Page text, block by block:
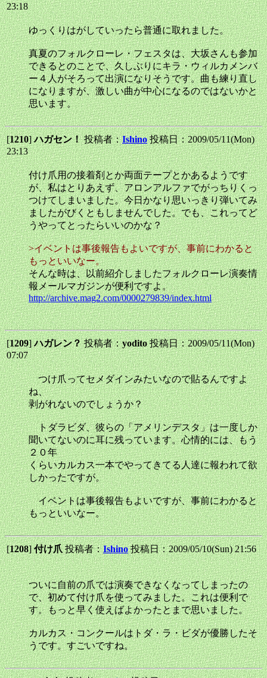
23:18
ゆっくりはがしていったら普通に取れました。
真夏のフォルクローレ・フェスタは、大坂さんも参加
できるとのことで、久しぶりにキラ・ウィルカメンバ
ー４人がそろって出演になりそうです。曲も練り直し
になりますが、激しい曲が中心になるのではないかと
思います。
[1210]ハガセン！投稿者：Ishino 投稿日：2009/05/11(Mon)
23:13
付け爪用の接着剤とか両面テープとかあるようです
が、私はとりあえず、アロンアルファでがっちりくっ
つけてしまいました。今日かなり思いっきり弾いてみ
ましたがびくともしませんでした。でも、これってど
うやってとったらいいのかな？
>イベントは事後報告もよいですが、事前にわかると
もっといいなー。
そんな時は、以前紹介しましたフォルクローレ演奏情
報メールマガジンが便利ですよ。
http://archive.mag2.com/0000279839/index.html
[1209]ハガレン？投稿者：yodito投稿日：2009/05/11(Mon)
07:07
つけ爪ってセメダインみたいなので貼るんですよ
ね、
剥がれないのでしょうか？
トダラビダ、彼らの「アメリンデスタ」は一度しか
聞いてないのに耳に残っています。心情的には、もう
２０年
くらいカルカス一本でやってきてる人達に報われて欲
しかったですが。
イベントは事後報告もよいですが、事前にわかると
もっといいなー。
[1208]付け爪投稿者：Ishino 投稿日：2009/05/10(Sun) 21:56
ついに自前の爪では演奏できなくなってしまったの
で、初めて付け爪を使ってみました。これは便利で
す。もっと早く使えばよかったとまで思いました。
カルカス・コンクールはトダ・ラ・ビダが優勝したそ
うです。すごいですね。